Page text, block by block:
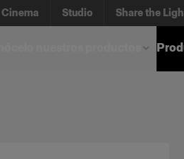
Cinema Studio Share the